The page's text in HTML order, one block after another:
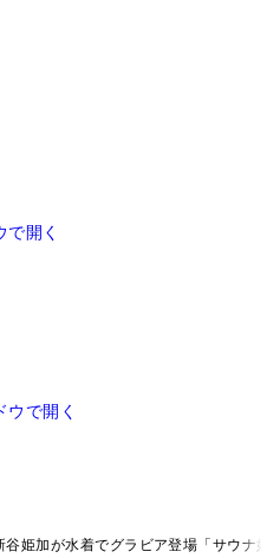
で開く
ウで開く
姫加が水着でグラビア登場「サウ